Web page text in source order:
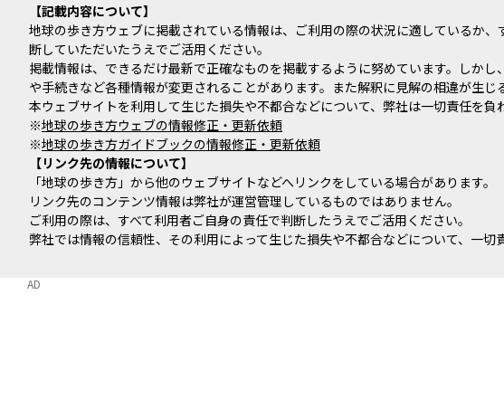
記載内容について
地球の歩き方ウェブに掲載されている情報は、ご利用の際の状況に適しているか、
断していただいたうえでご活用ください。
掲載情報は、できるだけ最新で正確なものを掲載するように努めています。しかし
や手続きなど各種情報が変更されることがあります。また解釈に見解の相違が生じ
本ウェブサイトを利用して生じた損失や不都合などについて、弊社は一切責任を負
※地球の歩き方ウェブの情報修正・更新依頼
※地球の歩き方ガイドブックの情報修正・更新依頼
リンク先の情報について
「地球の歩き方」から他のウェブサイトなどへリンクをしている場合があります。
リンク先のコンテンツ情報は弊社が運営管理しているものではありません。
ご利用の際は、すべて利用者ご自身の責任で判断したうえでご活用ください。
弊社では情報の信頼性、その利用によって生じた損失や不都合などについて、一切
AD